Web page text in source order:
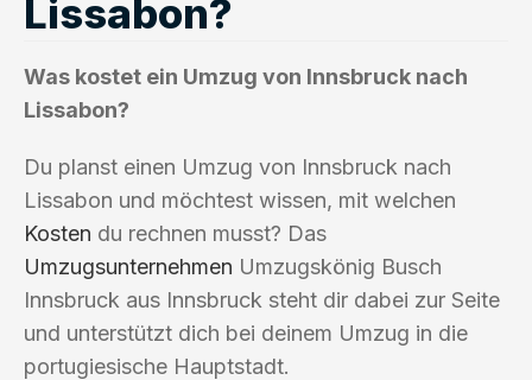
Lissabon?
Was kostet ein Umzug von Innsbruck nach
Lissabon?
Du planst einen Umzug von Innsbruck nach
Lissabon und möchtest wissen, mit welchen
Kosten du rechnen musst? Das
Umzugsunternehmen Umzugskönig Busch
Innsbruck aus Innsbruck steht dir dabei zur Seite
und unterstützt dich bei deinem Umzug in die
portugiesische Hauptstadt.